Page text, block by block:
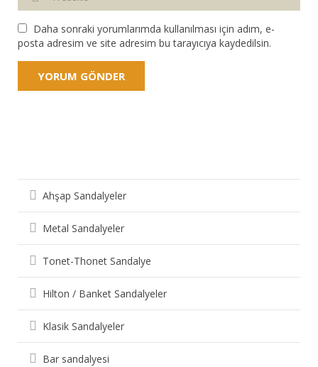
Daha sonraki yorumlarımda kullanılması için adım, e-
posta adresim ve site adresim bu tarayıcıya kaydedilsin.
Ahşap Sandalyeler
Metal Sandalyeler
Tonet-Thonet Sandalye
Hilton / Banket Sandalyeler
Klasik Sandalyeler
Bar sandalyesi